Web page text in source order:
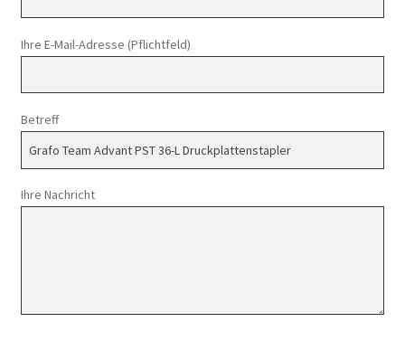
Ihre E-Mail-Adresse (Pflichtfeld)
Betreff
Ihre Nachricht